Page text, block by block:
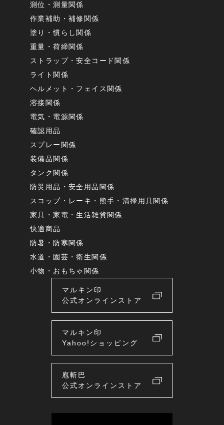
測位・測量関係
作業補助・補修関係
塗り・慣らし関係
重量・荷締関係
ストラップ・安全コード関係
ライト関係
ヘルメット・フェイス関係
溶接関係
電気・電源関係
確認用品
スプレー関係
装備品関係
タンク関係
防災用品・安全用品関係
スコップ・レーキ・熊手・清掃用具関係
家具・家電・生活雑貨関係
快適商品
防暑・防寒関係
水道・園芸・衛生関係
小物・おもちゃ関係
マルキン印
公式オンラインストア
マルキン印
Yahoo!ショッピング
庖斬巴
公式オンラインストア